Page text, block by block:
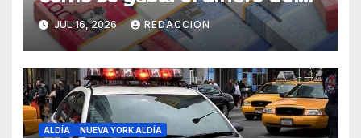
Seguro Familiar de Salud
JUL 16, 2026 REDACCION
ALDÍA NUEVA YORK ALDÍA